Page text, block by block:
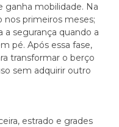
ganha mobilidade. Na
nos primeiros meses;
a segurança quando a
pé. Após essa fase,
transformar o berço
sem adquirir outro
estrado e grades